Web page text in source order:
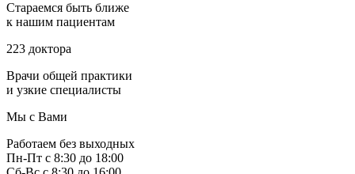
Стараемся быть ближе
к нашим пациентам
223 доктора
Врачи общей практики
и узкие специалисты
Мы с Вами
Работаем без выходных
Пн-Пт с 8:30 до 18:00